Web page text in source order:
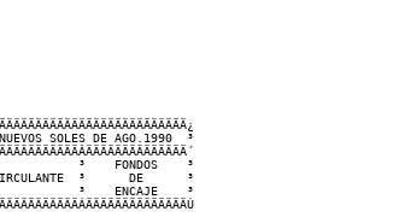
SOLES DE AGO.1990  ³
³    FONDOS    ³
³      DE      ³
³    ENCAJE    ³